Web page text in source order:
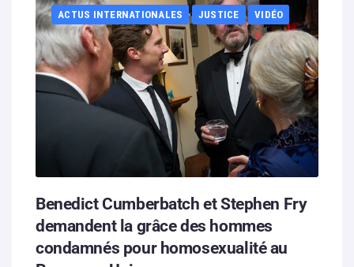
ACTUS INTERNATIONALES JUSTICE VIDÉO
Benedict Cumberbatch et Stephen Fry
demandent la grâce des hommes
condamnés pour homosexualité au